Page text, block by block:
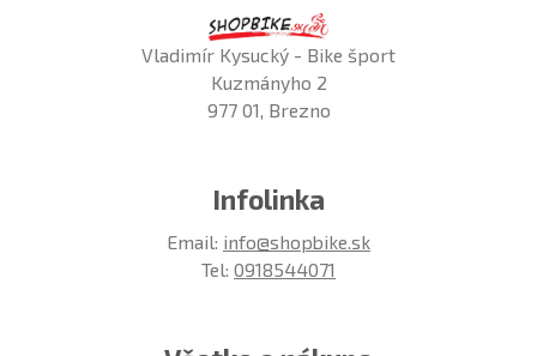
Vladimír Kysucký - Bike šport
Kuzmányho 2
977 01, Brezno
Infolinka
Email: info@shopbike.sk
Tel: 0918544071